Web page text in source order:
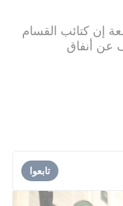
إن كتائب القسام
عن أنفاق
تابعوا